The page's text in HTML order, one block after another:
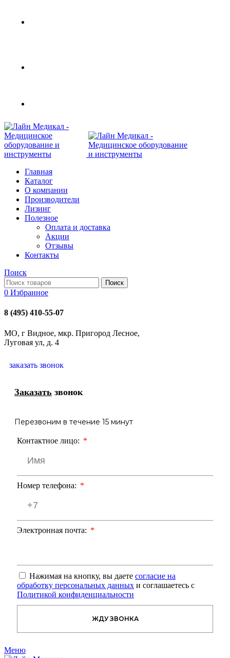
Главная
Каталог
О компании
Производители
Лизинг
Полезное
Оплата и доставка
Акции
Отзывы
Контакты
Поиск
Поиск
0 Избранное
8 (495) 410-55-07
МО, г Видное, мкр. Пригород Лесное,
Луговая ул, д. 4
заказать звонок
Контактное лицо:
Номер телефона:
Электронная почта:
Нажимая на кнопку, вы даете согласие на
обработку персональных данных и соглашаетесь с
Политикой конфиденциальности
ЖДУ ЗВОНКА
Перезвоним в течение 15 минут
Заказать звонок
Меню